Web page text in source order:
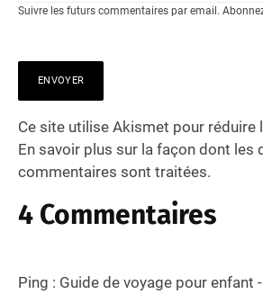
Suivre les futurs commentaires par email.
Ce site utilise Akismet pour réduire
En savoir plus sur la façon dont les
commentaires sont traitées.
4 Commentaires
Ping : Guide de voyage pour enfant